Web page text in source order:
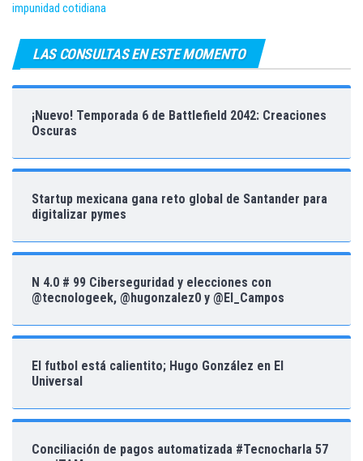
impunidad cotidiana
LAS CONSULTAS EN ESTE MOMENTO
¡Nuevo! Temporada 6 de Battlefield 2042: Creaciones
Oscuras
Startup mexicana gana reto global de Santander para
digitalizar pymes
N 4.0 # 99 Ciberseguridad y elecciones con
@tecnologeek, @hugonzalez0 y @El_Campos
El futbol está calientito; Hugo González en El
Universal
Conciliación de pagos automatizada #Tecnocharla 57